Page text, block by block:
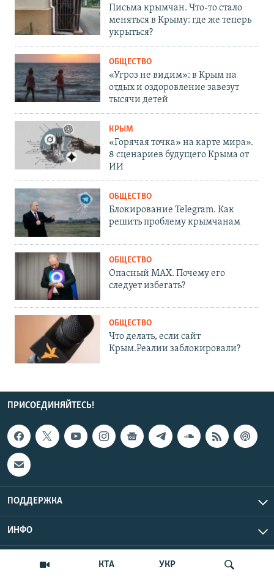
КТА УКР
Письма крымчан. Что-то стало
меняться в Крыму: где же теперь
укрыться?
ОБЩЕСТВО
«Угроз не видим»: в Крым на
отдых и оздоровление завезут
тысячи детей
КРЫМ
«Горячая точка» на карте мира».
8 сценариев будущего Крыма от
ИИ
ОБЩЕСТВО
Блокирование Telegram. Как
решить проблему крымчанам
ОБЩЕСТВО
Опасный MAX. Почему его
следует избегать?
ОБЩЕСТВО
Что делать, если сайт
Крым.Реалии заблокировали?
ПРИСОЕДИНЯЙТЕСЬ!
ПОДДЕРЖКА
ИНФО
Copyright Крым.Реалии, 2026 | Все права защищены.
UTC+3